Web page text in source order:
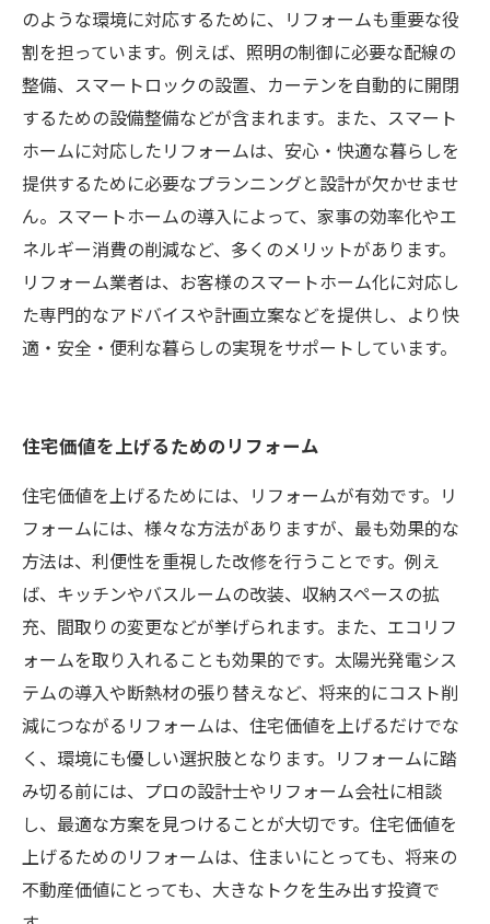
のような環境に対応するために、リフォームも重要な役
割を担っています。例えば、照明の制御に必要な配線の
整備、スマートロックの設置、カーテンを自動的に開閉
するための設備整備などが含まれます。また、スマート
ホームに対応したリフォームは、安心・快適な暮らしを
提供するために必要なプランニングと設計が欠かせませ
ん。スマートホームの導入によって、家事の効率化やエ
ネルギー消費の削減など、多くのメリットがあります。
リフォーム業者は、お客様のスマートホーム化に対応し
た専門的なアドバイスや計画立案などを提供し、より快
適・安全・便利な暮らしの実現をサポートしています。
住宅価値を上げるためのリフォーム
住宅価値を上げるためには、リフォームが有効です。リ
フォームには、様々な方法がありますが、最も効果的な
方法は、利便性を重視した改修を行うことです。例え
ば、キッチンやバスルームの改装、収納スペースの拡
充、間取りの変更などが挙げられます。また、エコリフ
ォームを取り入れることも効果的です。太陽光発電シス
テムの導入や断熱材の張り替えなど、将来的にコスト削
減につながるリフォームは、住宅価値を上げるだけでな
く、環境にも優しい選択肢となります。リフォームに踏
み切る前には、プロの設計士やリフォーム会社に相談
し、最適な方案を見つけることが大切です。住宅価値を
上げるためのリフォームは、住まいにとっても、将来の
不動産価値にとっても、大きなトクを生み出す投資で